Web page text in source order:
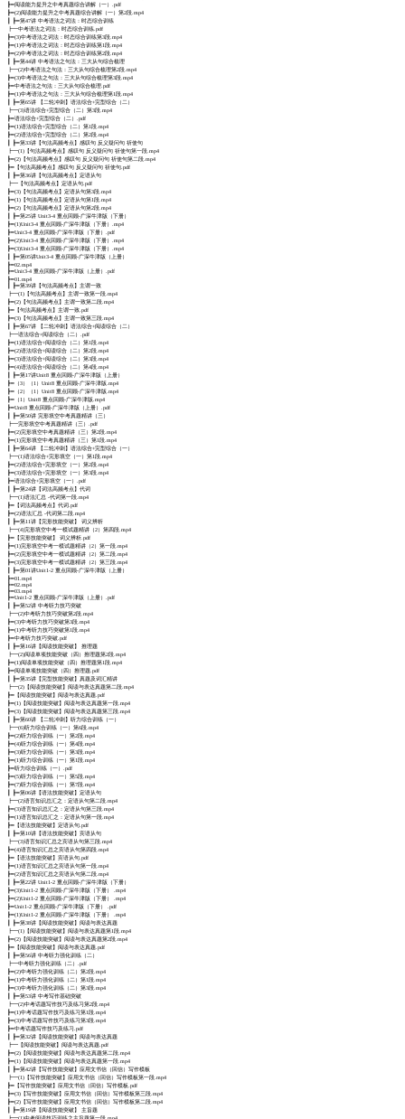
┣━阅读能力提升之中考真题综合讲解（一）.pdf
┣━(2)阅读能力提升之中考真题综合讲解（一）第2段.mp4
┃ ┣━第47讲 中考语法之词法：时态综合训练
┣━中考语法之词法：时态综合训练.pdf
┣━(3)中考语法之词法：时态综合训练第3段.mp4
┣━(1)中考语法之词法：时态综合训练第1段.mp4
┣━(2)中考语法之词法：时态综合训练第2段.mp4
┃ ┣━第44讲 中考语法之句法：三大从句综合梳理
┣━(2)中考语法之句法：三大从句综合梳理第2段.mp4
┣━(3)中考语法之句法：三大从句综合梳理第3段.mp4
┣━中考语法之句法：三大从句综合梳理.pdf
┣━(1)中考语法之句法：三大从句综合梳理第1段.mp4
┃ ┣━第65讲 【二轮冲刺】语法综合+完型综合（二）
┣━(3)语法综合+完型综合（二）第3段.mp4
┣━语法综合+完型综合（二）.pdf
┣━(1)语法综合+完型综合（二）第1段.mp4
┣━(2)语法综合+完型综合（二）第2段.mp4
┃ ┣━第33讲【句法高频考点】感叹句 反义疑问句 祈使句
┣━(1)【句法高频考点】感叹句 反义疑问句 祈使句第一段.mp4
┣━(2)【句法高频考点】感叹句 反义疑问句 祈使句第二段.mp4
┣━【句法高频考点】感叹句 反义疑问句 祈使句.pdf
┃ ┣━第36讲【句法高频考点】定语从句
┣━【句法高频考点】定语从句.pdf
┣━(3)【句法高频考点】定语从句第3段.mp4
┣━(1)【句法高频考点】定语从句第1段.mp4
┣━(2)【句法高频考点】定语从句第2段.mp4
┃ ┣━第25讲 Unit3-4 重点回顾-广深牛津版（下册）
┣━(1)Unit3-4 重点回顾-广深牛津版（下册）.mp4
┣━Unit3-4 重点回顾-广深牛津版（下册）.pdf
┣━(2)Unit3-4 重点回顾-广深牛津版（下册）.mp4
┣━(3)Unit3-4 重点回顾-广深牛津版（下册）.mp4
┃ ┣━第05讲Unit3-4 重点回顾-广深牛津版（上册）
┣━02.mp4
┣━Unit3-4 重点回顾-广深牛津版（上册）.pdf
┣━01.mp4
┃ ┣━第39讲【句法高频考点】主谓一致
┣━(1)【句法高频考点】主谓一致第一段.mp4
┣━(2)【句法高频考点】主谓一致第二段.mp4
┣━【句法高频考点】主谓一致.pdf
┣━(3)【句法高频考点】主谓一致第三段.mp4
┃ ┣━第67讲 【二轮冲刺】语法综合+阅读综合（二）
┣━语法综合+阅读综合（二）.pdf
┣━(1)语法综合+阅读综合（二）第1段.mp4
┣━(2)语法综合+阅读综合（二）第2段.mp4
┣━(3)语法综合+阅读综合（二）第3段.mp4
┣━(4)语法综合+阅读综合（二）第4段.mp4
┃ ┣━第17讲Unit8 重点回顾-广深牛津版（上册）
┣━（3）（1）Unit8 重点回顾-广深牛津版.mp4
┣━（2）（1）Unit8 重点回顾-广深牛津版.mp4
┣━（1）Unit8 重点回顾-广深牛津版.mp4
┣━Unit8 重点回顾-广深牛津版（上册）.pdf
┃ ┣━第50讲 完形填空中考真题精讲（三）
┣━完形填空中考真题精讲（三）.pdf
┣━(2)完形填空中考真题精讲（三）第2段.mp4
┣━(1)完形填空中考真题精讲（三）第1段.mp4
┃ ┣━第64讲 【二轮冲刺】语法综合+完型综合（一）
┣━(1)语法综合+完形填空（一）第1段.mp4
┣━(2)语法综合+完形填空（一）第2段.mp4
┣━(3)语法综合+完形填空（一）第3段.mp4
┣━语法综合+完形填空（一）.pdf
┃ ┣━第24讲【词法高频考点】代词
┣━(1)语法汇总 -代词第一段.mp4
┣━【词法高频考点】代词.pdf
┣━(2)语法汇总 -代词第二段.mp4
┃ ┣━第11讲【完形技能突破】 词义辨析
┣━(4)完形填空中考一模试题精讲（2）第四段.mp4
┣━【完形技能突破】 词义辨析.pdf
┣━(1)完形填空中考一模试题精讲（2）第一段.mp4
┣━(2)完形填空中考一模试题精讲（2）第二段.mp4
┣━(3)完形填空中考一模试题精讲（2）第三段.mp4
┃ ┣━第01讲Unit1-2 重点回顾-广深牛津版（上册）
┣━01.mp4
┣━02.mp4
┣━03.mp4
┣━Unit1-2 重点回顾-广深牛津版（上册）.pdf
┃ ┣━第52讲 中考听力技巧突破
┣━(2)中考听力技巧突破第2段.mp4
┣━(3)中考听力技巧突破第3段.mp4
┣━(1)中考听力技巧突破第1段.mp4
┣━中考听力技巧突破.pdf
┃ ┣━第16讲【阅读技能突破】 推理题
┣━(2)阅读单项技能突破（四）推理题第2段.mp4
┣━(1)阅读单项技能突破（四）推理题第1段.mp4
┣━阅读单项技能突破（四）推理题.pdf
┃ ┣━第35讲【完型技能突破】真题及词汇精讲
┣━(2)【阅读技能突破】阅读与表达真题第二段.mp4
┣━【阅读技能突破】阅读与表达真题.pdf
┣━(1)【阅读技能突破】阅读与表达真题第一段.mp4
┣━(3)【阅读技能突破】阅读与表达真题第三段.mp4
┃ ┣━第60讲 【二轮冲刺】听力综合训练（一）
┣━(6)听力综合训练（一）第6段.mp4
┣━(2)听力综合训练（一）第2段.mp4
┣━(4)听力综合训练（一）第4段.mp4
┣━(3)听力综合训练（一）第3段.mp4
┣━(1)听力综合训练（一）第1段.mp4
┣━听力综合训练（一）.pdf
┣━(5)听力综合训练（一）第5段.mp4
┣━(7)听力综合训练（一）第7段.mp4
┃ ┣━第06讲【语法技能突破】定语从句
┣━(2)语言知识总汇之：定语从句第二段.mp4
┣━(3)语言知识总汇之：定语从句第三段.mp4
┣━(1)语言知识总汇之：定语从句第一段.mp4
┣━【语法技能突破】定语从句.pdf
┃ ┣━第10讲【语法技能突破】宾语从句
┣━(3)语言知识汇总之宾语从句第三段.mp4
┣━(4)语言知识汇总之宾语从句第四段.mp4
┣━【语法技能突破】宾语从句.pdf
┣━(1)语言知识汇总之宾语从句第一段.mp4
┣━(2)语言知识汇总之宾语从句第二段.mp4
┃ ┣━第22讲 Unit1-2 重点回顾-广深牛津版（下册）
┣━(3)Unit1-2 重点回顾-广深牛津版（下册） .mp4
┣━(2)Unit1-2 重点回顾-广深牛津版（下册） .mp4
┣━Unit1-2 重点回顾-广深牛津版（下册） .pdf
┣━(1)Unit1-2 重点回顾-广深牛津版（下册） .mp4
┃ ┣━第38讲【阅读技能突破】阅读与表达真题
┣━(1)【阅读技能突破】阅读与表达真题第1段.mp4
┣━(2)【阅读技能突破】阅读与表达真题第2段.mp4
┣━【阅读技能突破】阅读与表达真题.pdf
┃ ┣━第56讲 中考听力强化训练（二）
┣━中考听力强化训练（二）.pdf
┣━(2)中考听力强化训练（二）第2段.mp4
┣━(1)中考听力强化训练（二）第1段.mp4
┣━(3)中考听力强化训练（二）第3段.mp4
┃ ┣━第53讲 中考写作基础突破
┣━(2)中考话题写作技巧及练习第2段.mp4
┣━(1)中考话题写作技巧及练习第1段.mp4
┣━(3)中考话题写作技巧及练习第3段.mp4
┣━中考话题写作技巧及练习.pdf
┃ ┣━第32讲【阅读技能突破】阅读与表达真题
┣━【阅读技能突破】阅读与表达真题.pdf
┣━(2)【阅读技能突破】阅读与表达真题第二段.mp4
┣━(1)【阅读技能突破】阅读与表达真题第一段.mp4
┃ ┣━第42讲【写作技能突破】应用文书信（回信）写作模板
┣━(1)【写作技能突破】应用文书信（回信）写作模板第一段.mp4
┣━【写作技能突破】应用文书信（回信）写作模板.pdf
┣━(3)【写作技能突破】应用文书信（回信）写作模板第三段.mp4
┣━(2)【写作技能突破】应用文书信（回信）写作模板第二段.mp4
┃ ┣━第19讲【阅读技能突破】 主旨题
┣━(1)中考阅读技巧训练之主旨题第一段.mp4